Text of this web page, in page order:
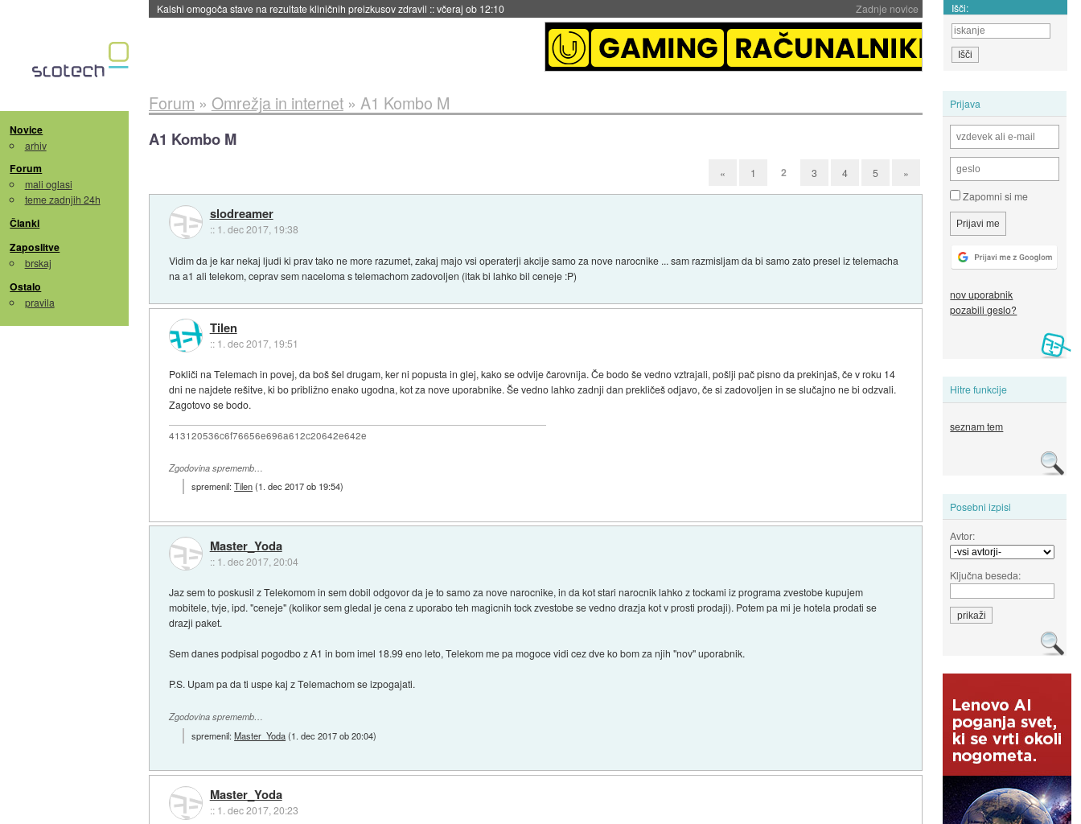
Zadnje novice
Kalshi omogoča stave na rezultate kliničnih preizkusov zdravil ::včeraj ob 12:10 Išči:
Novice
arhiv
Forum
mali oglasi
teme zadnjih 24h
Članki
Zaposlitve
brskaj
Ostalo
pravila
Prijava
Zapomni si me
nov uporabnik
pozabili geslo?
Hitre funkcije
seznam tem
Posebni izpisi
Avtor:
Ključna beseda:
Forum » Omrežja in internet» A1 Kombo M
A1 Kombo M
« 1 2 3 4 5 »
slodreamer
:: 1. dec 2017, 19:38
Vidim da je kar nekaj ljudi ki prav tako ne more razumet, zakaj majo vsi operaterji akcije samo za nove narocnike ... sam razmisljam da bi samo zato presel iz telemacha
na a1 ali telekom, ceprav sem naceloma s telemachom zadovoljen (itak bi lahko bil ceneje :P)
Tilen
:: 1. dec 2017, 19:51
Pokliči na Telemach in povej, da boš šel drugam, ker ni popusta in glej, kako se odvije čarovnija. Če bodo še vedno vztrajali, pošlji pač pisno da prekinjaš, če v roku 14
dni ne najdete rešitve, ki bo približno enako ugodna, kot za nove uporabnike. Še vedno lahko zadnji dan prekličeš odjavo, če si zadovoljen in se slučajno ne bi odzvali.
Zagotovo se bodo.
413120536c6f76656e696a612c20642e642e
Zgodovina sprememb…
spremenil:Tilen(1. dec 2017 ob 19:54)
Master_Yoda
:: 1. dec 2017, 20:04
Jaz sem to poskusil z Telekomom in sem dobil odgovor da je to samo za nove narocnike, in da kot stari narocnik lahko z tockami iz programa zvestobe kupujem
mobitele, tvje, ipd. "ceneje" (kolikor sem gledal je cena z uporabo teh magicnih tock zvestobe se vedno drazja kot v prosti prodaji). Potem pa mi je hotela prodati se
drazji paket.
Sem danes podpisal pogodbo z A1 in bom imel 18.99 eno leto, Telekom me pa mogoce vidi cez dve ko bom za njih "nov" uporabnik.
P.S. Upam pa da ti uspe kaj z Telemachom se izpogajati.
Zgodovina sprememb…
spremenil:Master_Yoda(1. dec 2017 ob 20:04)
Master_Yoda
:: 1. dec 2017, 20:23